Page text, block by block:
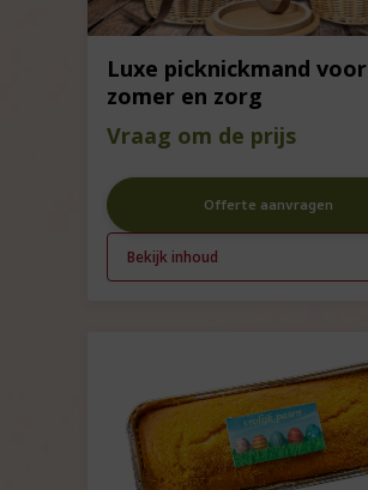
Luxe picknickmand voor
zomer en zorg
Vraag om de prijs
Offerte aanvragen
Bekijk inhoud